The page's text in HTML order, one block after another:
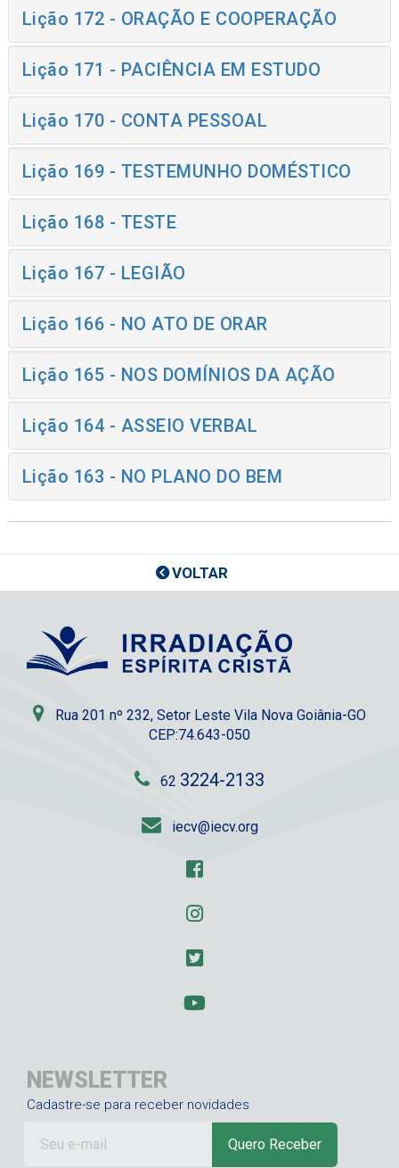
Lição 172 - ORAÇÃO E COOPERAÇÃO
Lição 171 - PACIÊNCIA EM ESTUDO
Lição 170 - CONTA PESSOAL
Lição 169 - TESTEMUNHO DOMÉSTICO
Lição 168 - TESTE
Lição 167 - LEGIÃO
Lição 166 - NO ATO DE ORAR
Lição 165 - NOS DOMÍNIOS DA AÇÃO
Lição 164 - ASSEIO VERBAL
Lição 163 - NO PLANO DO BEM
VOLTAR
Rua 201 nº 232, Setor Leste Vila Nova Goiânia-GO
CEP:74.643-050
62 3224-2133
iecv@iecv.org
NEWSLETTER
Cadastre-se para receber novidades